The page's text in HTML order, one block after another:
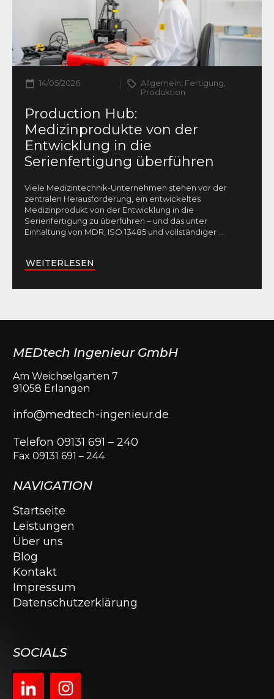
14/05/2026
Allgemein, Fertigung,
Produktion
Production Hub:
Medizinprodukte von der
Entwicklung in die
Serienfertigung überführen
Viele Medizintechnik-Unternehmen stehen vor der
zentralen Herausforderung, ein entwickeltes
Medizinprodukt von der Entwicklung in die
Serienfertigung zu überführen – und das unter
Einhaltung von MDR, ISO 13485 und vollständiger
WEITERLESEN
MEDtech Ingenieur GmbH
Am Weichselgarten 7
91058 Erlangen
info@medtech-ingenieur.de
Telefon 09131 691 – 240
Fax 09131 691 – 244
NAVIGATION
Startseite
Leistungen
Über uns
Blog
Kontakt
Impressum
Datenschutzerklärung
SOCIALS